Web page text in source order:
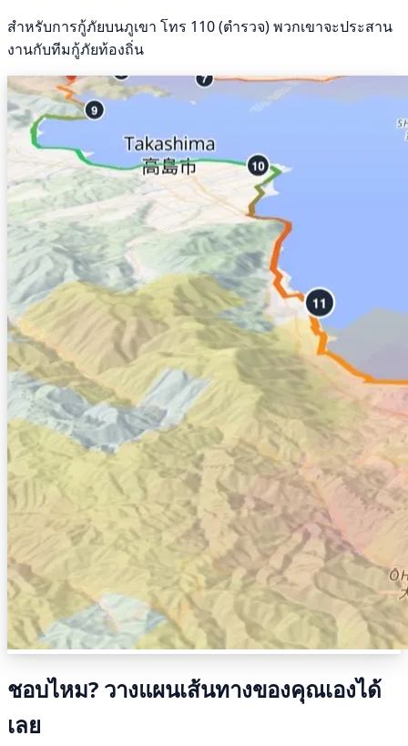
สำหรับการกู้ภัยบนภูเขา โทร 110 (ตำรวจ) พวกเขาจะประสาน
งานกับทีมกู้ภัยท้องถิ่น
ชอบไหม? วางแผนเส้นทางของคุณเองได้
เลย